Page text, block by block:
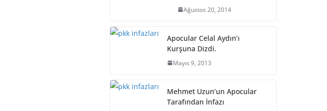
Ağustos 20, 2014
Apocular Celal Aydın’ı
Kurşuna Dizdi.
Mayıs 9, 2013
Mehmet Uzun’un Apocular
Tarafından İnfazı